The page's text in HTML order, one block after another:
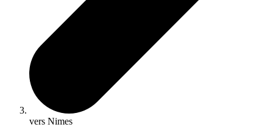
vers Nimes